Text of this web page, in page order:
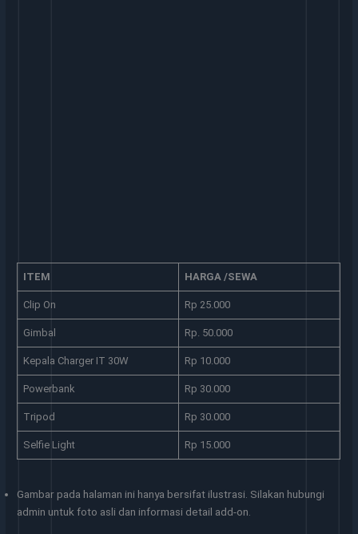
ITEM HARGA /SEWA
Clip On Rp 25.000
Gimbal Rp. 50.000
Kepala Charger IT 30W Rp 10.000
Powerbank Rp 30.000
Tripod Rp 30.000
Selfie Light Rp 15.000
Gambar pada halaman ini hanya bersifat ilustrasi. Silakan hubungi
admin untuk foto asli dan informasi detail add-on.